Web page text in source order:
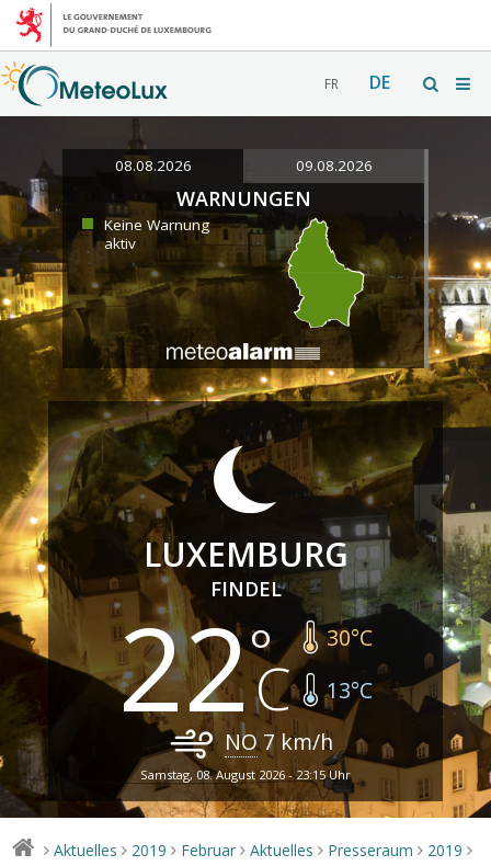
FR DE
08.08.2026 09.08.2026
WARNUNGEN
Keine Warnung
aktiv
LUXEMBURG
FINDEL
22 30°C
13°C
NO7 km/h
Samstag, 08. August 2026 - 23:15 Uhr
> Aktuelles > 2019 > Februar > Aktuelles > Presseraum > 2019 >